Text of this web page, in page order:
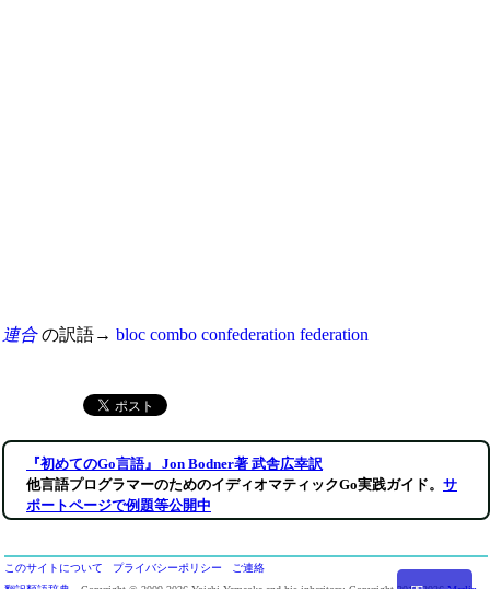
連合の訳語→ bloc combo confederation federation
『初めてのGo言語』 Jon Bodner著 武舎広幸訳
他言語プログラマーのためのイディオマティックGo実践ガイド。 サ
ポートページで例題等公開中
このサイトについて プライバシーポリシー
ご連絡